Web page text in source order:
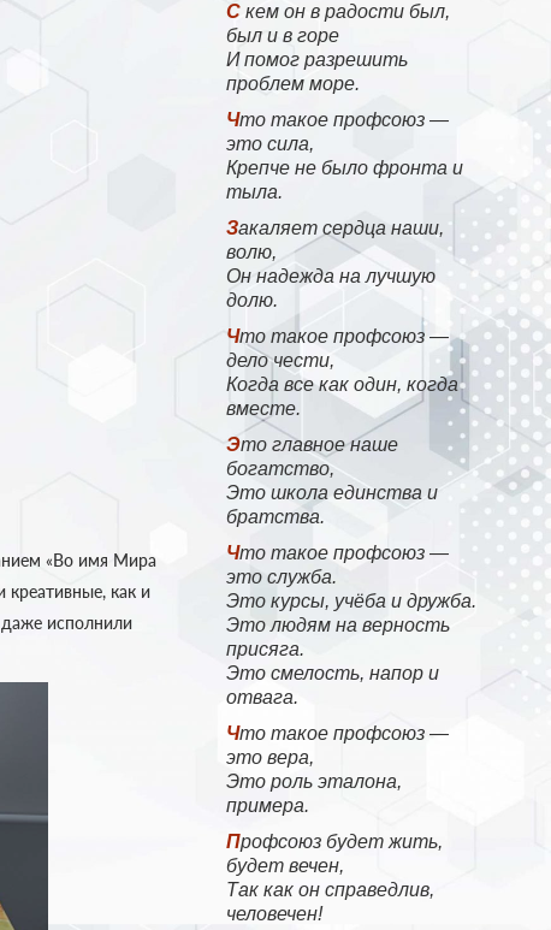
С кем он в радости был,
был и в горе
И помог разрешить
проблем море.
Что такое профсоюз —
это сила,
Крепче не было фронта и
тыла.
Закаляет сердца наши,
волю,
Он надежда на лучшую
долю.
Что такое профсоюз —
дело чести,
Когда все как один, когда
вместе.
Это главное наше
богатство,
Это школа единства и
братства.
Что такое профсоюз —
это служба.
Это курсы, учёба и дружба.
Это людям на верность
присяга.
Это смелость, напор и
отвага.
Что такое профсоюз —
это вера,
Это роль эталона,
примера.
Профсоюз будет жить,
будет вечен,
Так как он справедлив,
человечен!
«Во имя Мира
как и
исполнили